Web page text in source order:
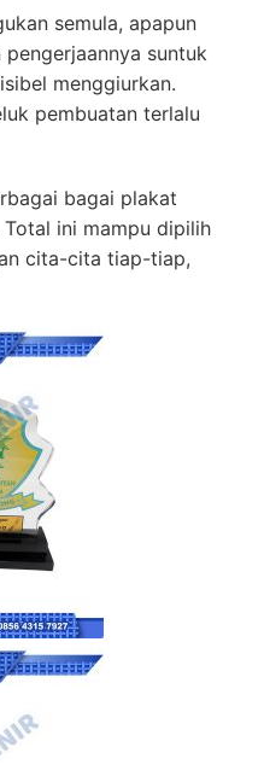
semula, apapun
suntuk
menggiurkan.
pembuatan terlalu
bagai plakat
ini mampu dipilih
cita-cita tiap-tiap,